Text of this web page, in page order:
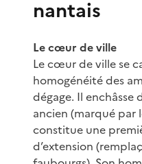
nantais
Le cœur de ville
Le cœur de ville se
homogénéité des
dégage. Il
ancien (marqué par
constitue une
d’extension